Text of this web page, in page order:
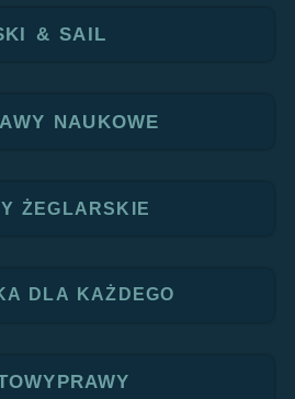
& SAIL
NAUKOWE
ŻEGLARSKIE
DLA KAŻDEGO